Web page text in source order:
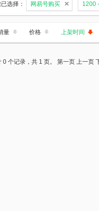
选择： 网易号购买 1200
量 价格 上架时间
0 个记录，共 1 页。 第一页 上一页